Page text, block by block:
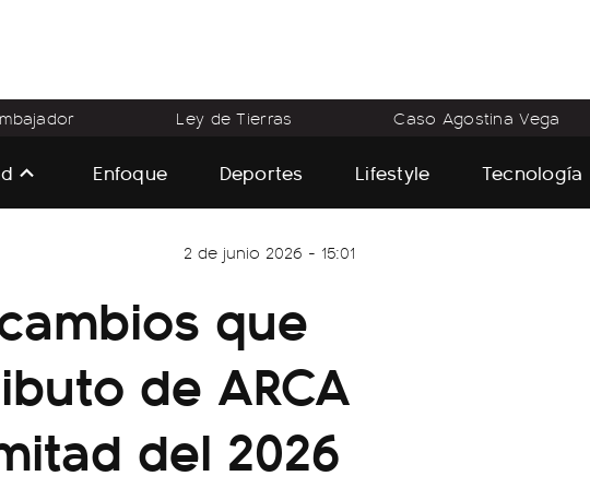
Ley de Tierras Caso Agostina Vega
Enfoque Deportes Lifestyle Tecnología
2 de junio 2026 - 15:01
que
de ARCA
del 2026